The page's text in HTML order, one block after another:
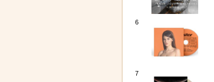
6
7